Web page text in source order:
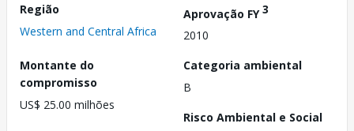
Região
Western and Central Africa
Aprovação FY3
2010
Montante do
compromisso
US$ 25.00 milhões
Categoria ambiental
B
Risco Ambiental e Social